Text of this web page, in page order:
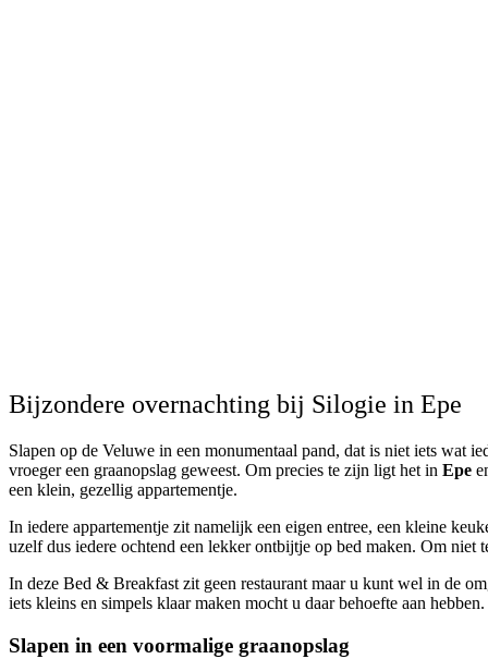
Bijzondere overnachting bij Silogie in Epe
Slapen op de Veluwe in een monumentaal pand, dat is niet iets wat
vroeger een graanopslag geweest. Om precies te zijn ligt het in Epe
een klein, gezellig appartementje.
In iedere appartementje zit namelijk een eigen entree, een kleine
uzelf dus iedere ochtend een lekker ontbijtje op bed maken. Om niet
In deze Bed & Breakfast zit geen restaurant maar u kunt wel in de
iets kleins en simpels klaar maken mocht u daar behoefte aan hebben.
Slapen in een voormalige graanopslag